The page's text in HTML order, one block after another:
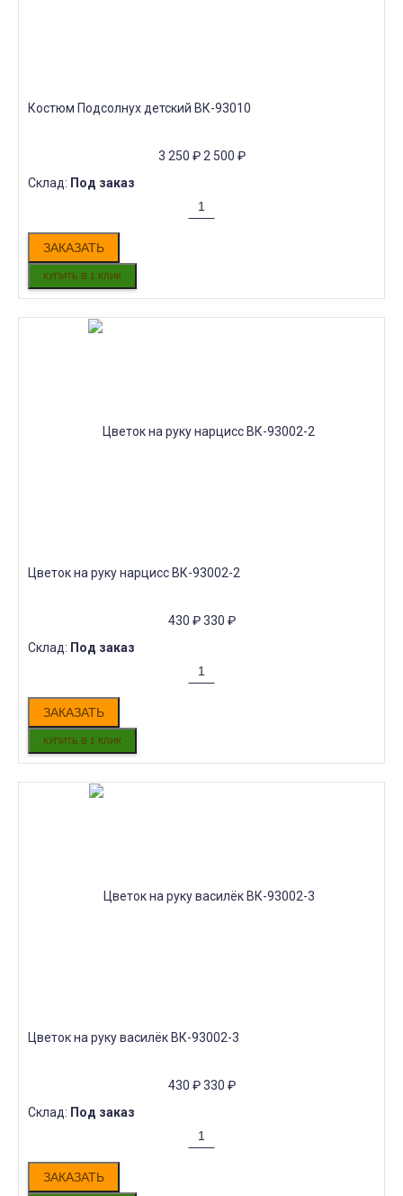
Костюм Подсолнух детский ВК-93010
3 250 ₽ 2 500 ₽
Склад: Под заказ
ЗАКАЗАТЬ
Цветок на руку нарцисс ВК-93002-2
430 ₽ 330 ₽
Склад: Под заказ
ЗАКАЗАТЬ
Цветок на руку василёк ВК-93002-3
430 ₽ 330 ₽
Склад: Под заказ
ЗАКАЗАТЬ